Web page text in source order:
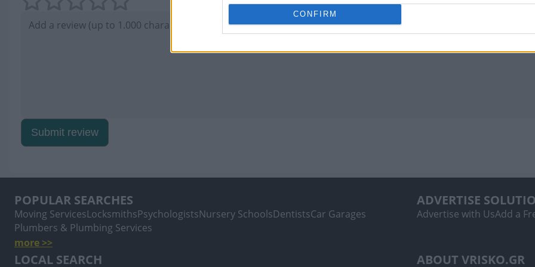
CONFIRM
Submit review
POPULAR SEARCHES
Moving ServicesLocksmithsPsychologistsNursery SchoolsDentistsCar Garages
Plumbers & Plumbing Services
more >>
ADVERTISE
Advertise with UsAdd a
LOCAL SEARCH ABOUT VRISKO.GR